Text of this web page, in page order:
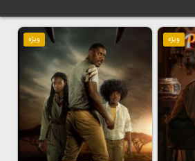
ویژه ویژه